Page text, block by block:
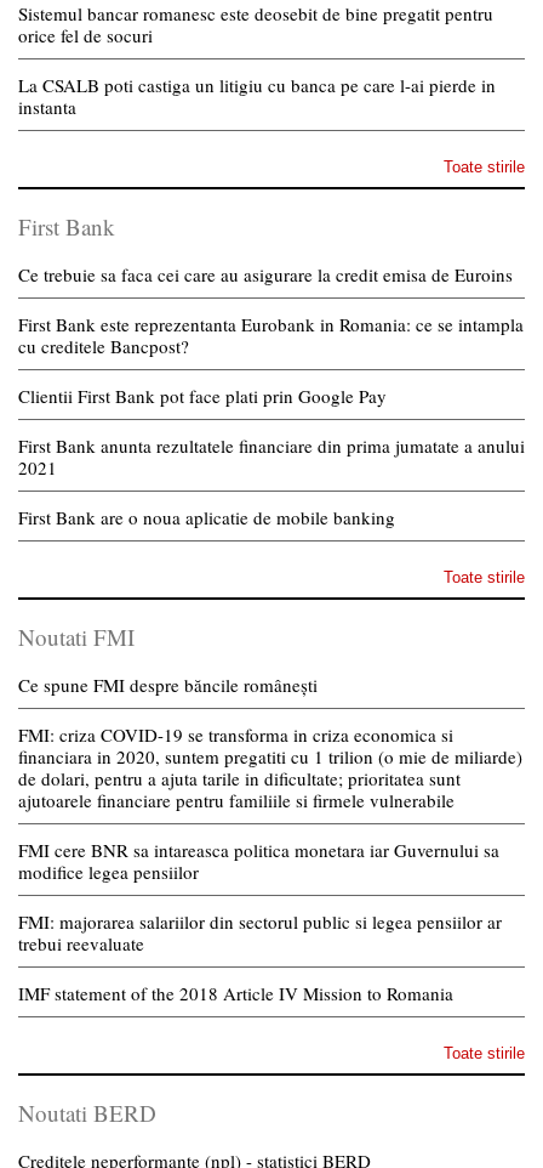
Sistemul bancar romanesc este deosebit de bine pregatit pentru
orice fel de socuri
La CSALB poti castiga un litigiu cu banca pe care l-ai pierde in
instanta
Toate stirile
First Bank
Ce trebuie sa faca cei care au asigurare la credit emisa de Euroins
First Bank este reprezentanta Eurobank in Romania: ce se intampla
cu creditele Bancpost?
Clientii First Bank pot face plati prin Google Pay
First Bank anunta rezultatele financiare din prima jumatate a anului
2021
First Bank are o noua aplicatie de mobile banking
Toate stirile
Noutati FMI
Ce spune FMI despre băncile românești
FMI: criza COVID-19 se transforma in criza economica si
financiara in 2020, suntem pregatiti cu 1 trilion (o mie de miliarde)
de dolari, pentru a ajuta tarile in dificultate; prioritatea sunt
ajutoarele financiare pentru familiile si firmele vulnerabile
FMI cere BNR sa intareasca politica monetara iar Guvernului sa
modifice legea pensiilor
FMI: majorarea salariilor din sectorul public si legea pensiilor ar
trebui reevaluate
IMF statement of the 2018 Article IV Mission to Romania
Toate stirile
Noutati BERD
Creditele neperformante (npl) - statistici BERD